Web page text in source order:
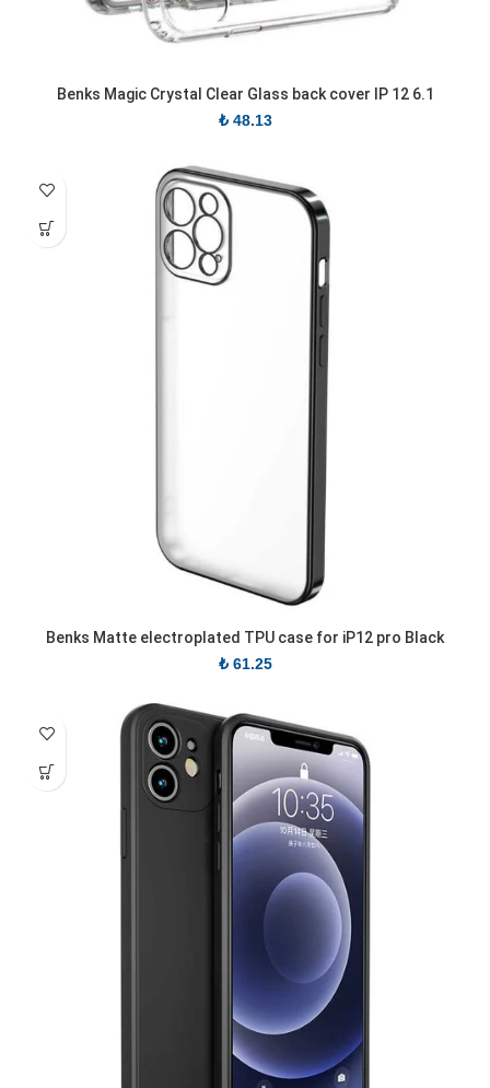
Benks Magic Crystal Clear Glass back cover IP 12 6.1
₺48.13
Benks Matte electroplated TPU case for iP12 pro Black
₺61.25